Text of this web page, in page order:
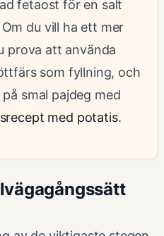
fetaost för en salt
du vill ha ett mer
prova att använda
som fyllning, och
smal pajdeg med
med potatis.